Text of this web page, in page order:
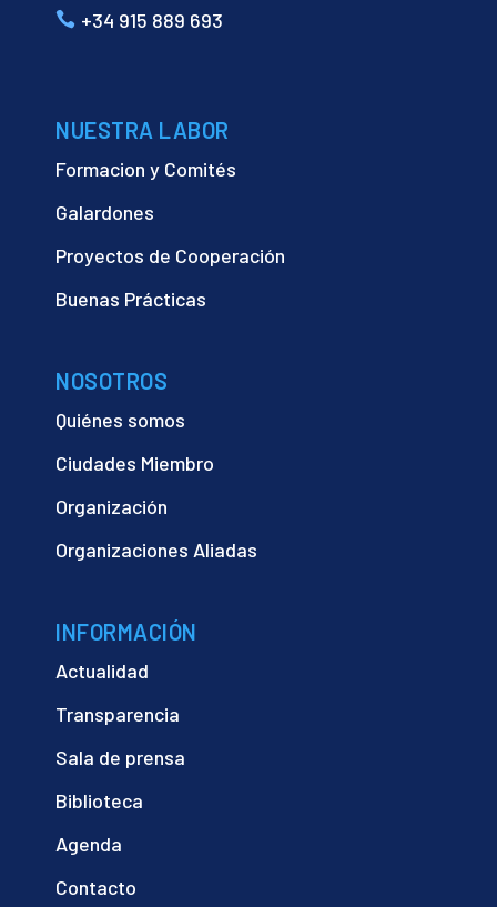
+34 915 889 693
NUESTRA LABOR
Formacion y Comités
Galardones
Proyectos de Cooperación
Buenas Prácticas
NOSOTROS
Quiénes somos
Ciudades Miembro
Organización
Organizaciones Aliadas
INFORMACIÓN
Actualidad
Transparencia
Sala de prensa
Biblioteca
Agenda
Contacto